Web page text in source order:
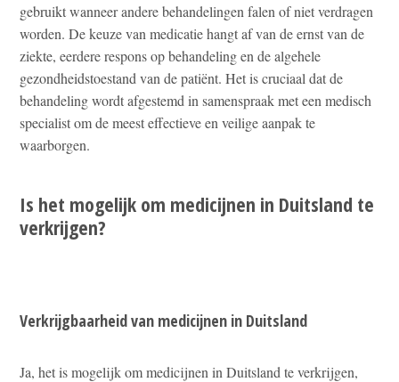
gebruikt wanneer andere behandelingen falen of niet verdragen
worden. De keuze van medicatie hangt af van de ernst van de
ziekte, eerdere respons op behandeling en de algehele
gezondheidstoestand van de patiënt. Het is cruciaal dat de
behandeling wordt afgestemd in samenspraak met een medisch
specialist om de meest effectieve en veilige aanpak te
waarborgen.
Is het mogelijk om medicijnen in Duitsland te
verkrijgen?
Verkrijgbaarheid van medicijnen in Duitsland
Ja, het is mogelijk om medicijnen in Duitsland te verkrijgen,